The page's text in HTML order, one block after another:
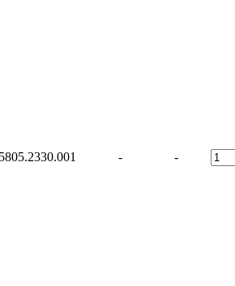
1 - -